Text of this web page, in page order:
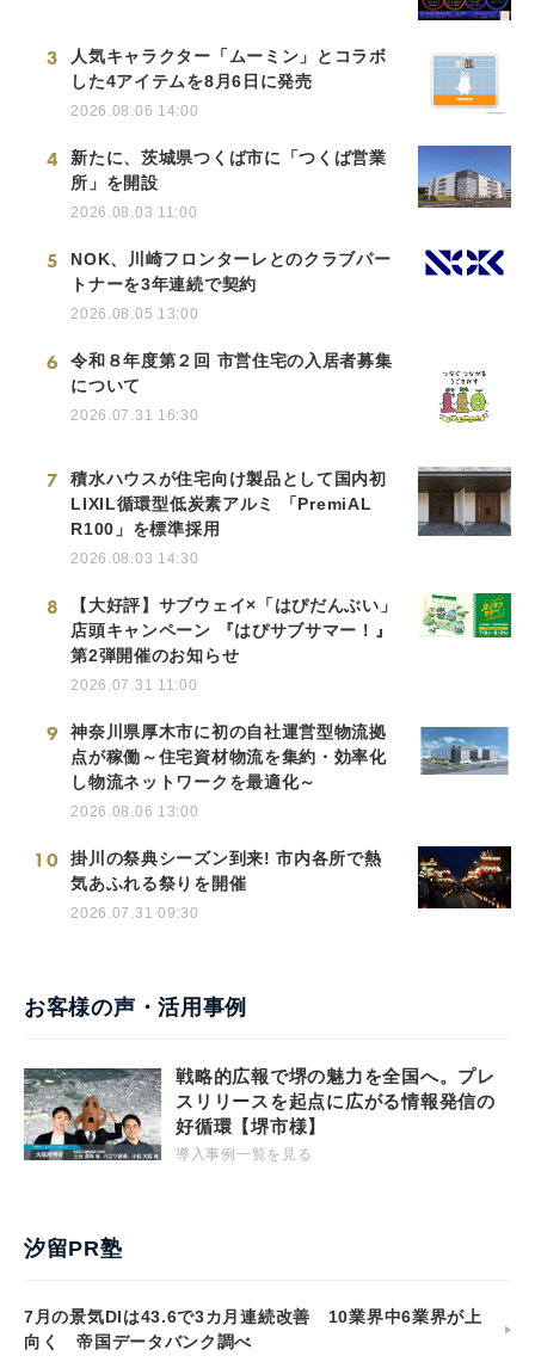
3
人気キャラクター「ムーミン」とコラボ
した4アイテムを8月6日に発売
2026.08.06 14:00
4
新たに、茨城県つくば市に「つくば営業
所」を開設
2026.08.03 11:00
5
NOK、川崎フロンターレとのクラブパー
トナーを3年連続で契約
2026.08.05 13:00
6
令和８年度第２回 市営住宅の入居者募集
について
2026.07.31 16:30
7
積水ハウスが住宅向け製品として国内初
LIXIL循環型低炭素アルミ 「PremiAL
R100」を標準採用
2026.08.03 14:30
8
【大好評】サブウェイ×「はぴだんぶい」
店頭キャンペーン 『はぴサブサマー！』
第2弾開催のお知らせ
2026.07.31 11:00
9
神奈川県厚木市に初の自社運営型物流拠
点が稼働～住宅資材物流を集約・効率化
し物流ネットワークを最適化～
2026.08.06 13:00
10
掛川の祭典シーズン到来! 市内各所で熱
気あふれる祭りを開催
2026.07.31 09:30
お客様の声・活用事例
戦略的広報で堺の魅力を全国へ。プレ
スリリースを起点に広がる情報発信の
好循環【堺市様】
導入事例一覧を見る
汐留PR塾
7月の景気DIは43.6で3カ月連続改善 10業界中6業界が上
向く 帝国データバンク調べ